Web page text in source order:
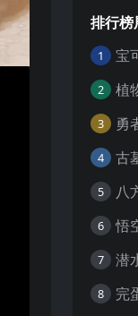
排行榜
1
2
3
4
5
6
7 潜
8